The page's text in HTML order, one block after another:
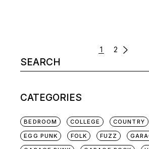
NAVIGATION
1 2
Search
for:
CATEGORIES
BEDROOM COLLEGE COUNTRY
EGG PUNK
FOLK FUZZ